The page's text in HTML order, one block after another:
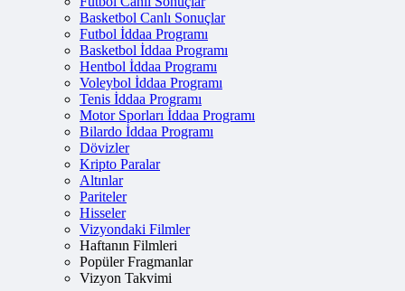
Basketbol Canlı Sonuçlar
Futbol İddaa Programı
Basketbol İddaa Programı
Hentbol İddaa Programı
Voleybol İddaa Programı
Tenis İddaa Programı
Motor Sporları İddaa Programı
Bilardo İddaa Programı
Dövizler
Kripto Paralar
Altınlar
Pariteler
Hisseler
Vizyondaki Filmler
Haftanın Filmleri
Popüler Fragmanlar
Vizyon Takvimi